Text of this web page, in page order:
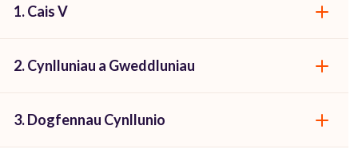
1. Cais V
2. Cynlluniau a Gweddluniau
3. Dogfennau Cynllunio